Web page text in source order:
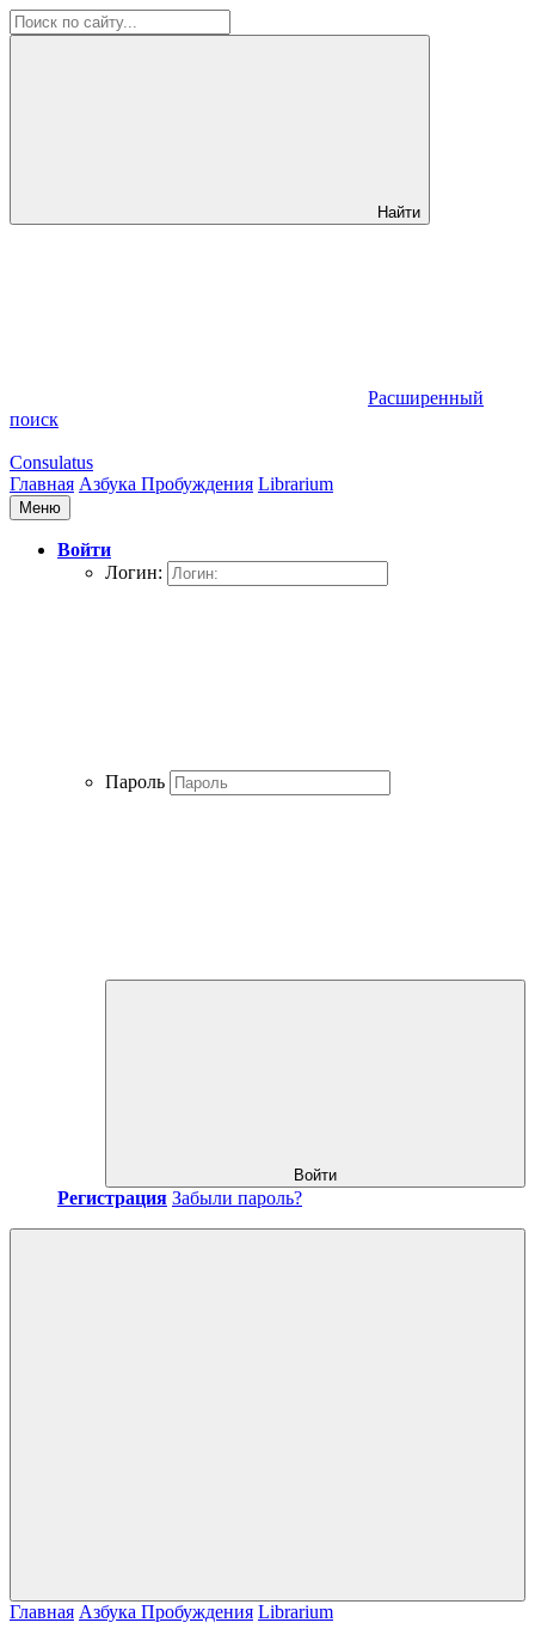
Найти
Расширенный
поиск
Consulatus
Главная Азбука Пробуждения Librarium
Меню
Войти
Логин:
Пароль
Войти
Регистрация Забыли пароль?
Главная Азбука Пробуждения Librarium